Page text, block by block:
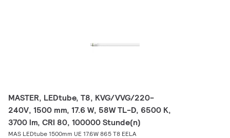
MASTER, LEDtube, T8, KVG/VVG/220-
240V, 1500 mm, 17.6 W, 58W TL-D, 6500 K,
3700 lm, CRI 80, 100000 Stunde(n)
MAS LEDtube 1500mm UE 17.6W 865 T8 EELA